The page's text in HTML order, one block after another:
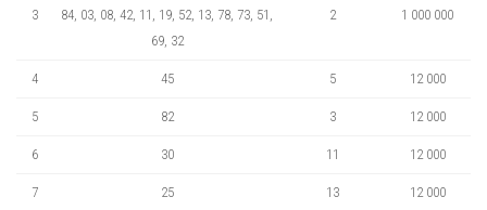
3
84, 03, 08, 42, 11, 19, 52, 13, 78, 73, 51,
69, 32
2 1 000 000
4 45 5 12 000
5 82 3 12 000
6 30 11 12 000
7 25 13 12 000